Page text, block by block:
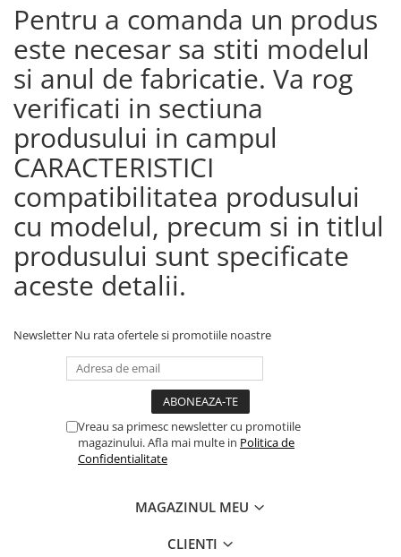
Pentru a comanda un produs
este necesar sa stiti modelul
si anul de fabricatie. Va rog
verificati in sectiuna
produsului in campul
CARACTERISTICI
compatibilitatea produsului
cu modelul, precum si in titlul
produsului sunt specificate
aceste detalii.
Newsletter Nu rata ofertele si promotiile noastre
Vreau sa primesc newsletter cu promotiile
magazinului. Afla mai multe in Politica de
Confidentialitate
MAGAZINUL MEU
CLIENTI